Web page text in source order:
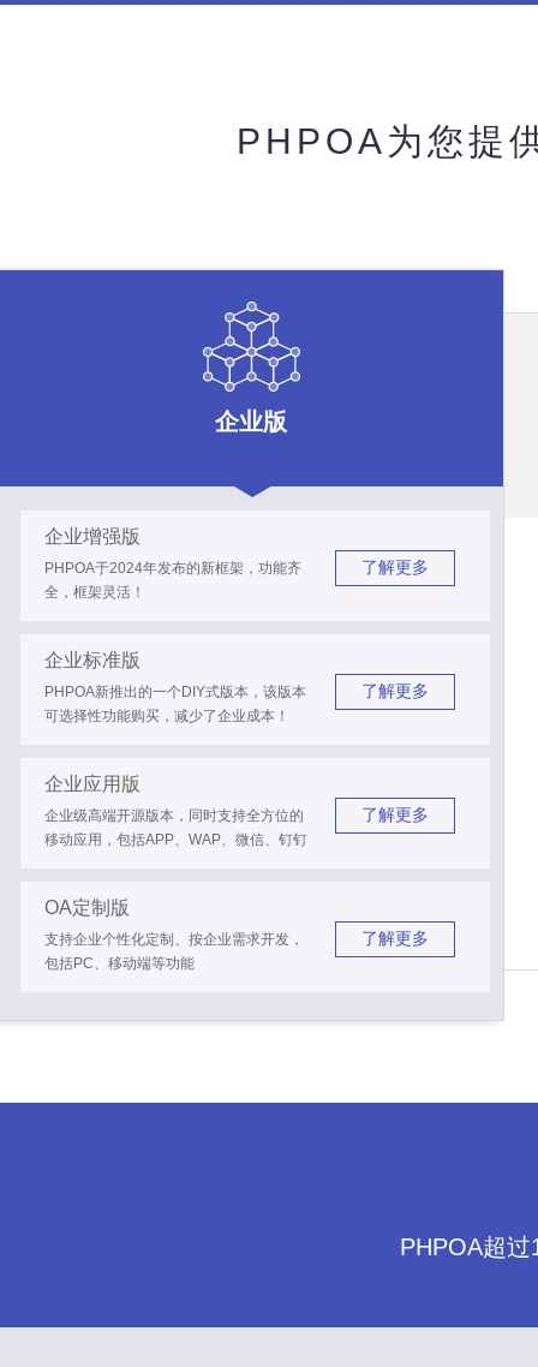
PHPOA为您提
企业版
企业增强版
PHPOA于2024年发布的新框架，功能齐
全，框架灵活！
了解更多
企业标准版
PHPOA新推出的一个DIY式版本，该版本
可选择性功能购买，减少了企业成本！
了解更多
企业应用版
企业级高端开源版本，同时支持全方位的
移动应用，包括APP、WAP、微信、钉钉
了解更多
OA定制版
支持企业个性化定制、按企业需求开发，
包括PC、移动端等功能
了解更多
PHPOA超